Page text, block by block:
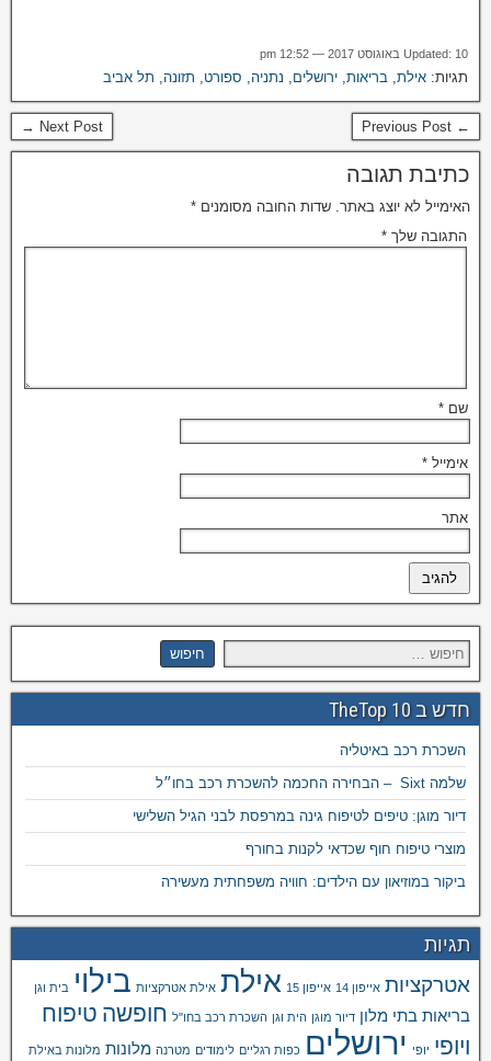
Updated: 10 באוגוסט 2017 — 12:52 pm
תגיות: אילת, בריאות, ירושלים, נתניה, ספורט, תזונה, תל אביב
← Previous Post
Next Post →
כתיבת תגובה
האימייל לא יוצג באתר. שדות החובה מסומנים *
התגובה שלך *
שם *
אימייל *
אתר
חדש ב TheTop 10
השכרת רכב באיטליה
שלמה Sixt – הבחירה החכמה להשכרת רכב בחו״ל
דיור מוגן: טיפים לטיפוח גינה במרפסת לבני הגיל השלישי
מוצרי טיפוח חוף שכדאי לקנות בחורף
ביקור במוזיאון עם הילדים: חוויה משפחתית מעשירה
תגיות
אטרקציות אייפון 14 אייפון 15 אילת אילת אטרקציות בילוי בית וגן
בריאות בתי מלון דיור מוגן הית וגן השכרת רכב בחו"ל חופשה טיפוח
ויופי יופי ירושלים כפות רגליים לימודים מטרנה מלונות מלונות באילת